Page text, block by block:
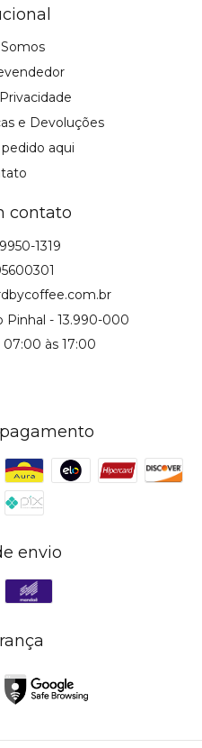
e Devoluções
aqui
contato
1319
Pinhal - 13.990-000
07:00 às 17:00
envio